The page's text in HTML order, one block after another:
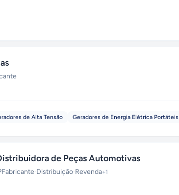
de Alta Tensão Geradores de Energia Elétrica Portáteis
de Peças Automotivas
Fabricante·Distribuição·Revenda+1